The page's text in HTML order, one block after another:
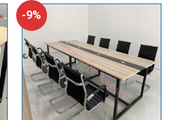
360,000₫.
-9%